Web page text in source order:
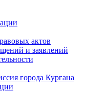
актов
и заявлений
города Кургана